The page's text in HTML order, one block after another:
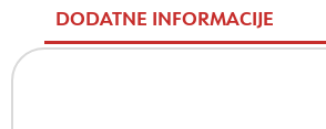
DODATNE INFORMACIJE